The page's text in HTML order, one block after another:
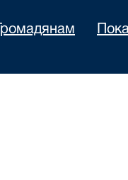
Громадянам